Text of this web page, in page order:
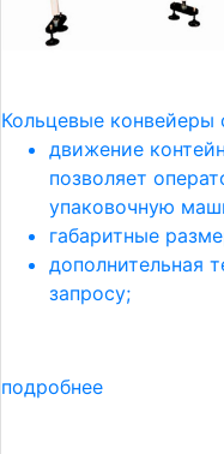
Кольцевые конвейеры
движение
позволяет
упаковочную
габаритные
дополнительная
запросу;
подробнее